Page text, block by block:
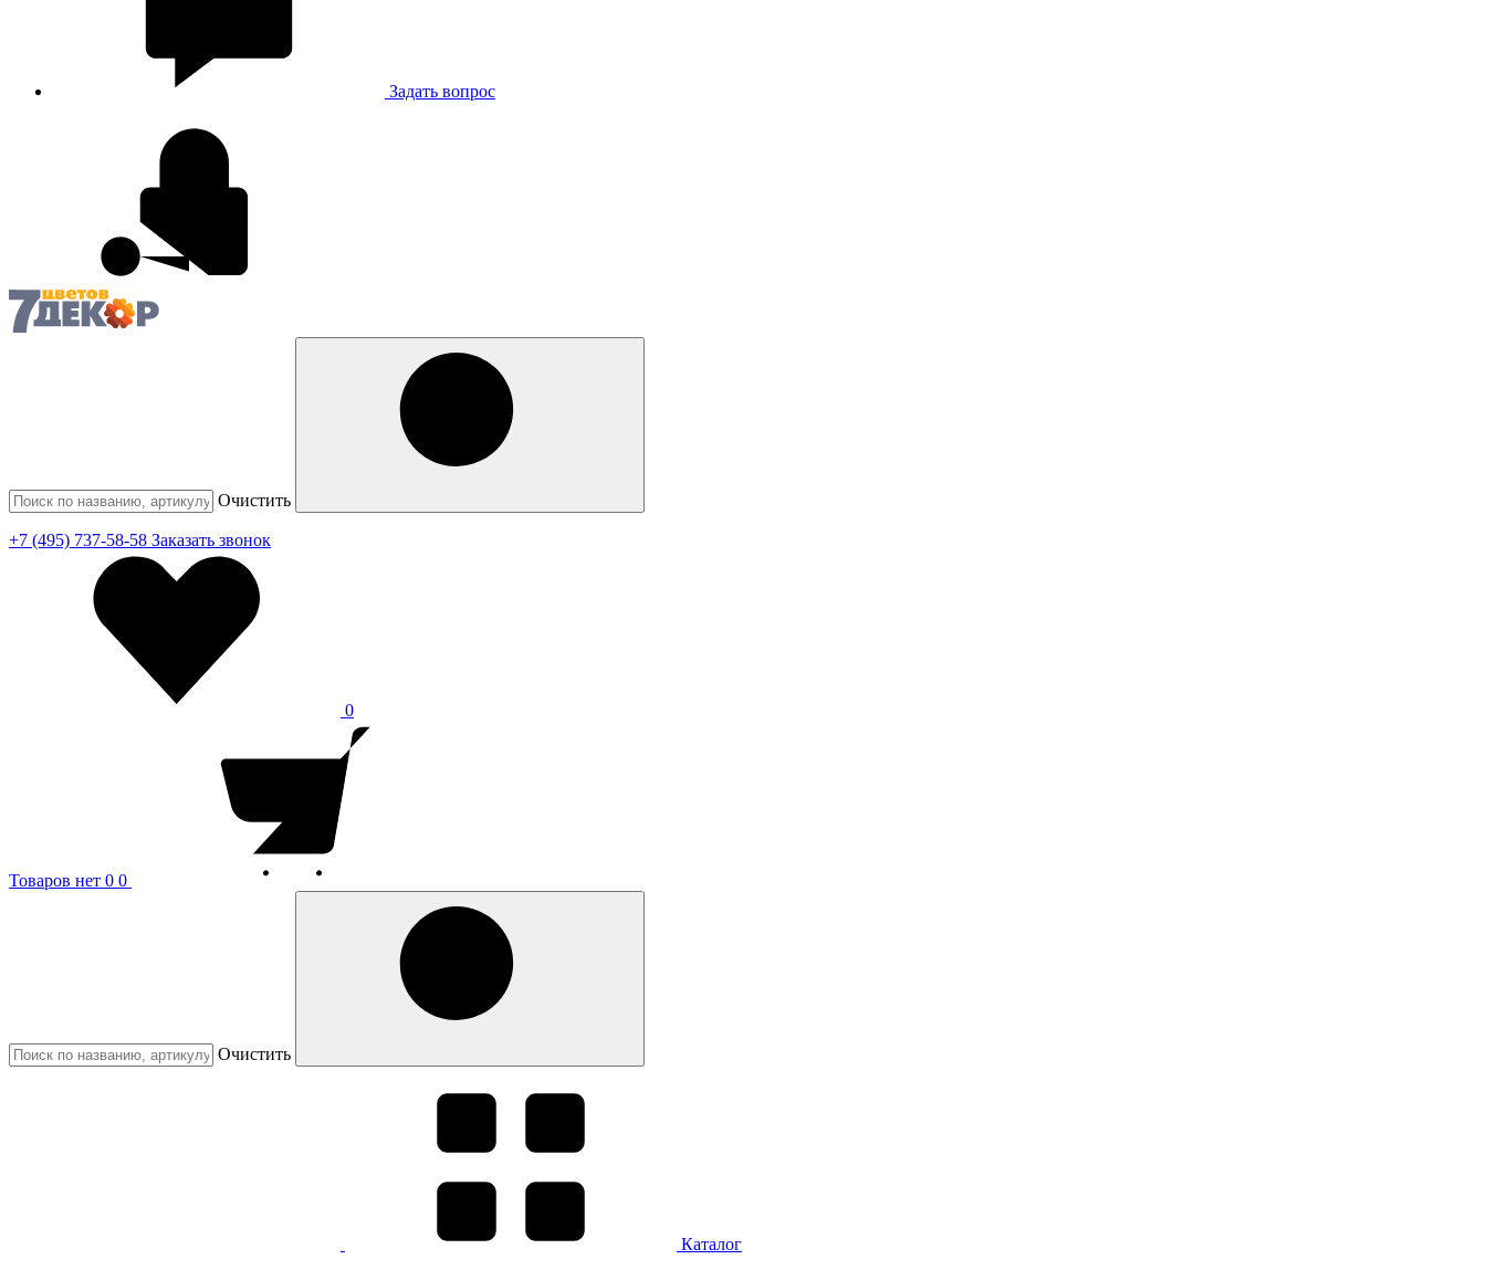
Задать вопрос
Очистить
+7 (495) 737-58-58 Заказать звонок
0
Товаров нет 0 0
Очистить
Каталог